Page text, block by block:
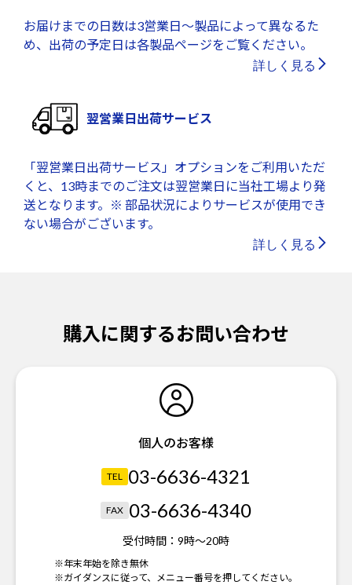
お届けまでの日数は3営業日～製品によって異なるた
め、出荷の予定日は各製品ページをご覧ください。
詳しく見る
翌営業日出荷サービス
「翌営業日出荷サービス」オプションをご利用いただ
くと、13時までのご注文は翌営業日に当社工場より発
送となります。※ 部品状況によりサービスが使用でき
ない場合がございます。
詳しく見る
購入に関するお問い合わせ
個人のお客様
TEL 03-6636-4321
FAX 03-6636-4340
受付時間： 9時～20時
※年末年始を除き無休
※ガイダンスに従って、メニュー番号を押してください。